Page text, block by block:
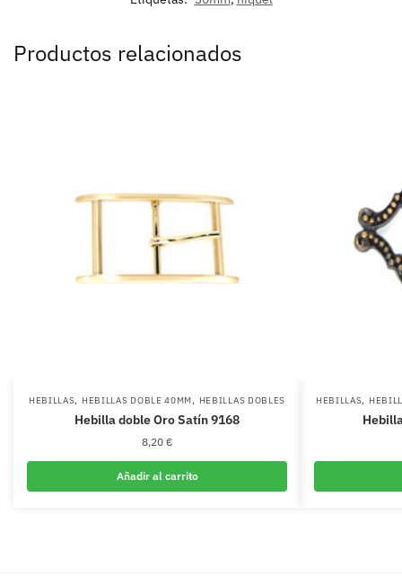
Productos relacionados
HEBILLAS, HEBILLAS DOBLE 40MM, HEBILLAS DOBLES
Hebilla doble Oro Satín 9168
8,20 €
Añadir al carrito
HEBILLAS,